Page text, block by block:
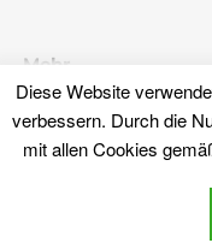
Diese Website
verbessern. Durch die
mit allen Cookies
Mehr
Über uns
Datenschutz-
Kontaktiere uns